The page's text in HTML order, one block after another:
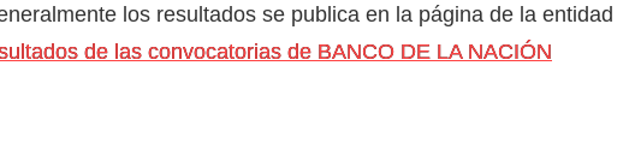
los resultados se publica en la página de la entidad
de las convocatorias de BANCO DE LA NACIÓN